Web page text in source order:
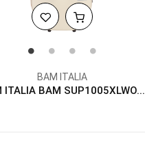
BAM ITALIA
ITALIA BAM SUP1005XLWO...